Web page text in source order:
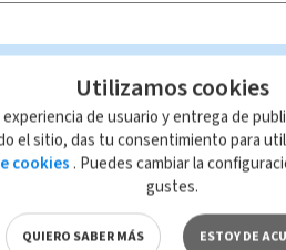
que es propiedad de
aplicables.
Utilizamos cookies
de usuario y entrega de
el sitio, das tu consentimiento para
cookies . Puedes cambiar la
gustes.
QUIERO SABER MÁS ESTOY DE